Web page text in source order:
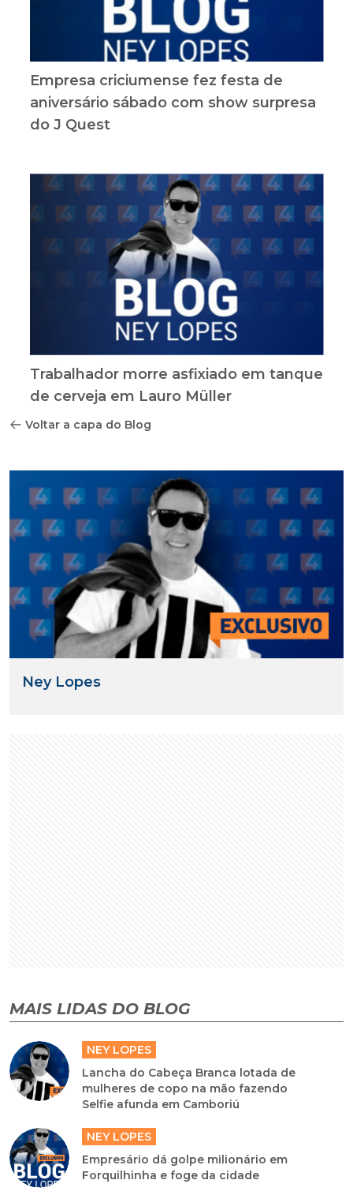
Empresa criciumense fez festa de
aniversário sábado com show surpresa
do J Quest
Trabalhador morre asfixiado em tanque
de cerveja em Lauro Müller
Voltar a capa do Blog
Ney Lopes
MAIS LIDAS DO BLOG
NEY LOPES
Lancha do Cabeça Branca lotada de
mulheres de copo na mão fazendo
Selfie afunda em Camboriú
NEY LOPES
Empresário dá golpe milionário em
Forquilhinha e foge da cidade